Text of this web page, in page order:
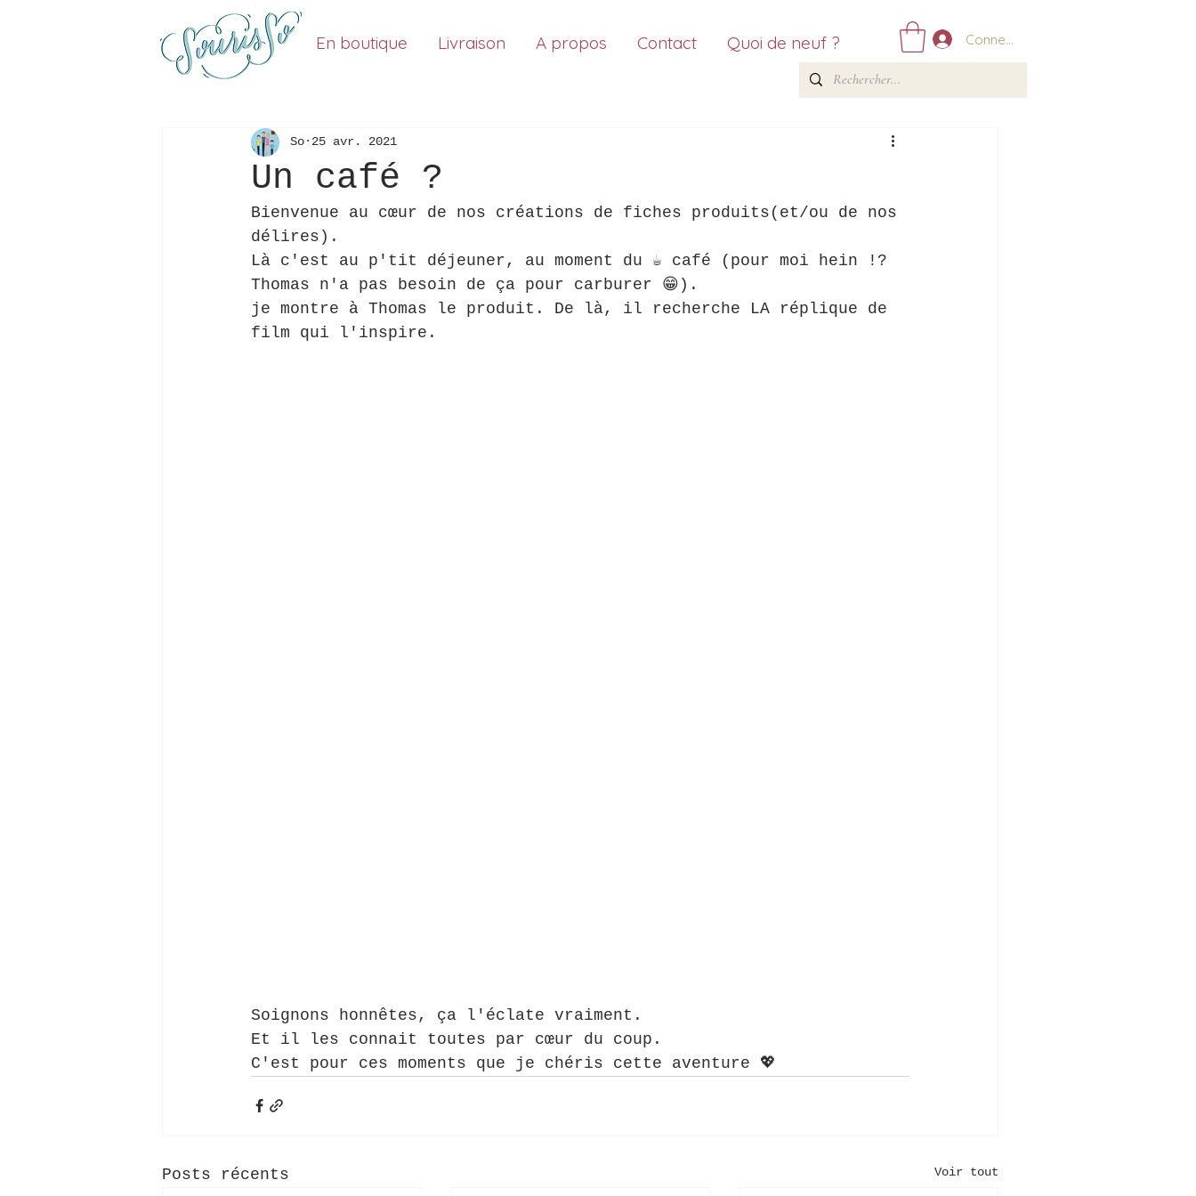
En boutique Livraison A propos Contact Quoi de neuf ? Connexion
Un café ?
So 25 avr. 2021
Bienvenue au cœur de nos créations de fiches produits(et/ou de nos
délires).
Là c'est au p'tit déjeuner, au moment du ☕ café (pour moi hein !?
Thomas n'a pas besoin de ça pour carburer 😁).
je montre à Thomas le produit. De là, il recherche LA réplique de
film qui l'inspire.
Soignons honnêtes, ça l'éclate vraiment.
Et il les connait toutes par cœur du coup.
C'est pour ces moments que je chéris cette aventure 💖
Posts récents Voir tout